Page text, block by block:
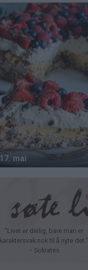
"Livet er deilig, bare man er
karaktersvak nok til å nyte det."
– Sokrates